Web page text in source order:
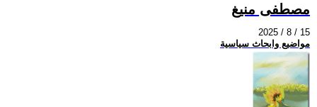
مصطفى منيغ
2025 / 8 / 15
مواضيع وابحاث سياسية